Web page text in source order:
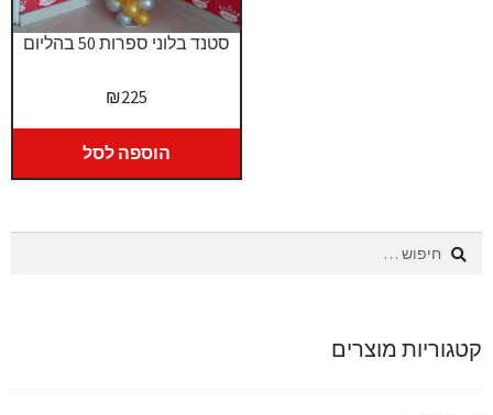
סטנד בלוני ספרות 50 בהליום
₪225
הוספה לסל
חיפוש:
קטגוריות מוצרים